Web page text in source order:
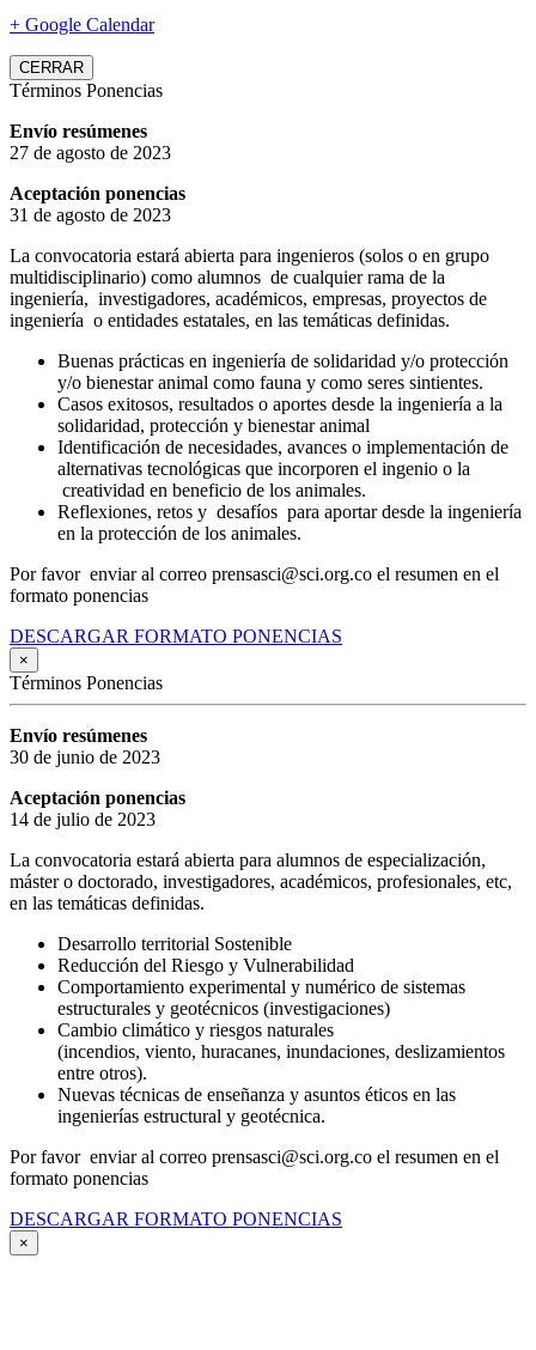
+ Google Calendar
CERRAR
Términos Ponencias
Envío resúmenes
27 de agosto de 2023
Aceptación ponencias
31 de agosto de 2023
La convocatoria estará abierta para ingenieros (solos o en grupo
multidisciplinario) como alumnos de cualquier rama de la
ingeniería, investigadores, académicos, empresas, proyectos de
ingeniería o entidades estatales, en las temáticas definidas.
Buenas prácticas en ingeniería de solidaridad y/o protección
y/o bienestar animal como fauna y como seres sintientes.
Casos exitosos, resultados o aportes desde la ingeniería a la
solidaridad, protección y bienestar animal
Identificación de necesidades, avances o implementación de
alternativas tecnológicas que incorporen el ingenio o la
creatividad en beneficio de los animales.
Reflexiones, retos y desafíos para aportar desde la ingeniería
en la protección de los animales.
Por favor enviar al correo prensasci@sci.org.co el resumen en el
formato ponencias
DESCARGAR FORMATO PONENCIAS
×
Términos Ponencias
Envío resúmenes
30 de junio de 2023
Aceptación ponencias
14 de julio de 2023
La convocatoria estará abierta para alumnos de especialización,
máster o doctorado, investigadores, académicos, profesionales, etc,
en las temáticas definidas.
Desarrollo territorial Sostenible
Reducción del Riesgo y Vulnerabilidad
Comportamiento experimental y numérico de sistemas
estructurales y geotécnicos (investigaciones)
Cambio climático y riesgos naturales
(incendios, viento, huracanes, inundaciones, deslizamientos
entre otros).
Nuevas técnicas de enseñanza y asuntos éticos en las
ingenierías estructural y geotécnica.
Por favor enviar al correo prensasci@sci.org.co el resumen en el
formato ponencias
DESCARGAR FORMATO PONENCIAS
×